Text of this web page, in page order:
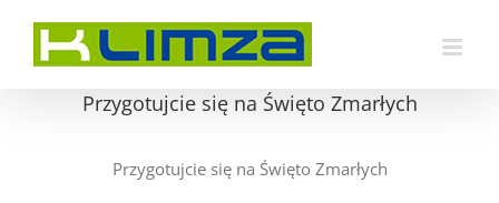
zawartości
Przygotujcie się na Święto Zmarłych
Przygotujcie się na Święto Zmarłych